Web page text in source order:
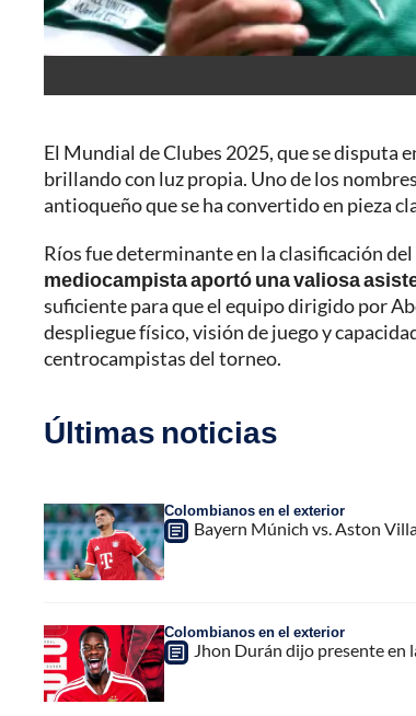
El Mundial de Clubes 2025, que se disputa
brillando con luz propia. Uno de los
antioqueño que se ha convertido en pieza
Ríos fue determinante en la clasificación
mediocampista aportó una valiosa
suficiente para que el equipo dirigido por
despliegue físico, visión de juego y
centrocampistas del torneo.
Últimas noticias
Colombianos en el exterior
Bayern Múnich vs. Aston
Colombianos en el exterior
Jhon Durán dijo presente en